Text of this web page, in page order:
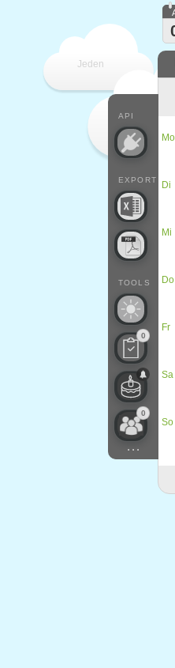
Jeden
API
EXPORT
TOOLS
0
0
...
Mo
Di
Mi
Do
Fr
Sa
So